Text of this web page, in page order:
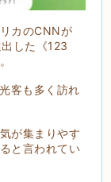
カのCNNが
した《123
客も多く訪れ
が集まりやす
と言われてい